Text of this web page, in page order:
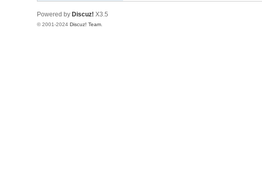
Powered by Discuz! X3.5
© 2001-2024 Discuz! Team